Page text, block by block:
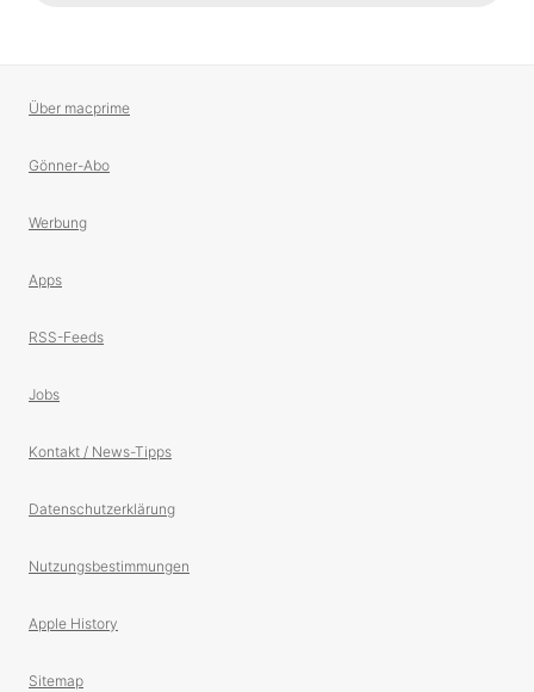
Über macprime
Gönner-Abo
Werbung
Apps
RSS-Feeds
Jobs
Kontakt / News-Tipps
Datenschutzerklärung
Nutzungsbestimmungen
Apple History
Sitemap